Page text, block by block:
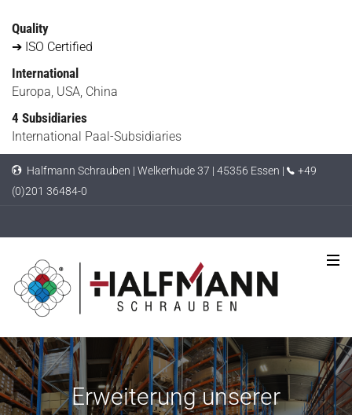
Quality
➔ ISO Certified
International
Europa, USA, China
4 Subsidiaries
International Paal-Subsidiaries
Halfmann Schrauben | Welkerhude 37 | 45356 Essen |
+49
(0)201 36484-0
Erweiterung unserer